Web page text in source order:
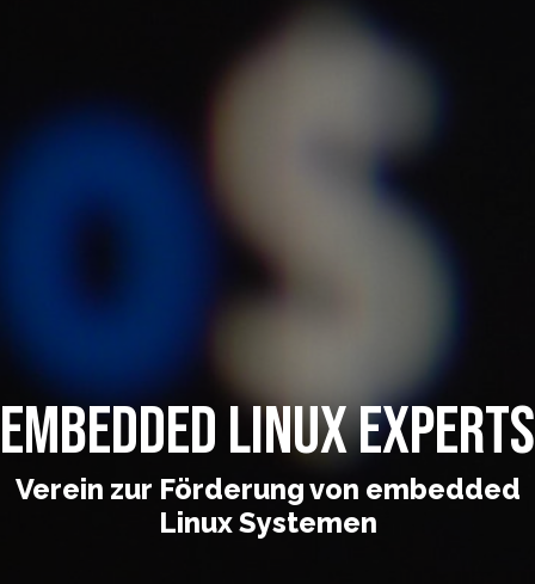
Embedded Linux Experts
Verein zur Förderung von embedded
Linux Systemen